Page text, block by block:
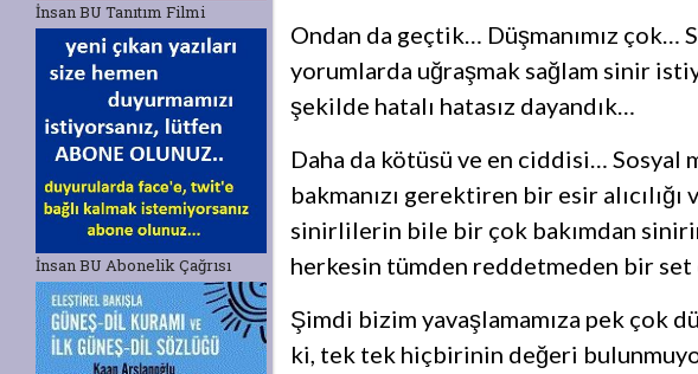
İnsan BU Tanıtım Filmi
İnsan BU Abonelik Çağrısı
Ondan da geçtik… Düşmanımız çok…
yorumlarda uğraşmak sağlam sinir
şekilde hatalı hatasız dayandık…
Daha da kötüsü ve en ciddisi… Sosyal
bakmanızı gerektiren bir esir
sinirlilerin bile bir çok bakımdan
herkesin tümden reddetmeden bir
Şimdi bizim yavaşlamamıza pek çok
ki, tek tek hiçbirinin değeri